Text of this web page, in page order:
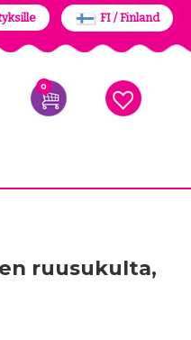
FI / Finland
0
ruusukulta,